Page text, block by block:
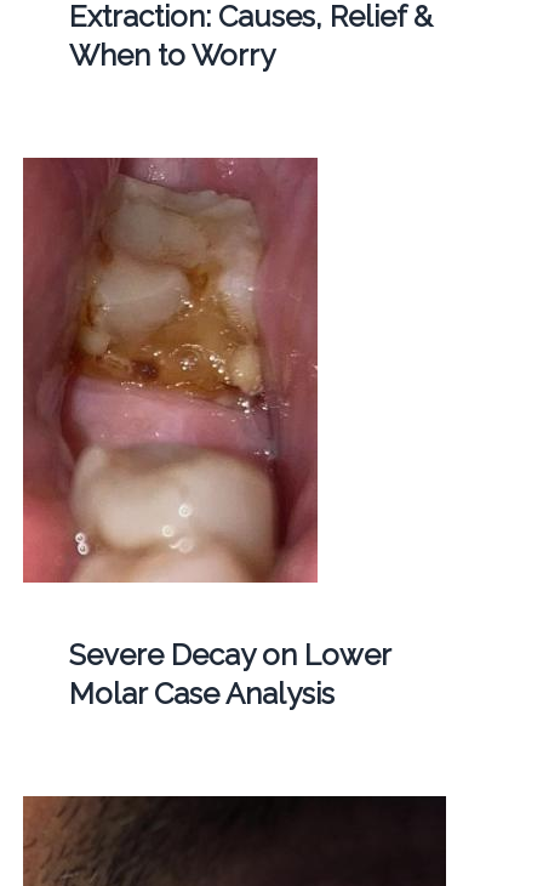
Extraction: Causes, Relief &
When to Worry
Severe Decay on Lower
Molar Case Analysis